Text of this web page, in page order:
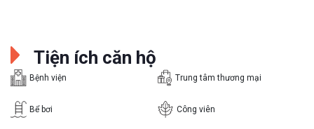
Tiện ích căn hộ
Bệnh viện Trung tâm thương mại
Bể bơi Công viên